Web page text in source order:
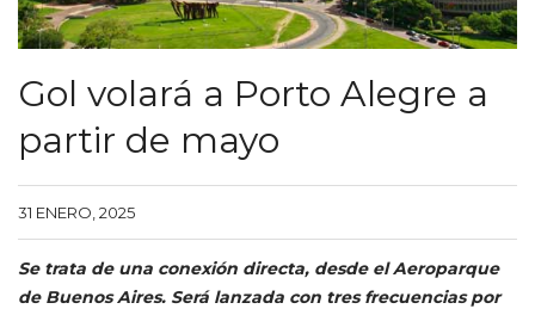
Gol volará a Porto Alegre a
partir de mayo
31 ENERO, 2025
Se trata de una conexión directa, desde el Aeroparque
de Buenos Aires. Será lanzada con tres frecuencias por